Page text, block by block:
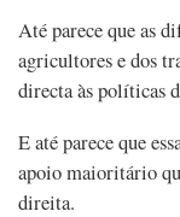
Até parece que as
agricultores e dos
directa às políticas
E até parece que
apoio maioritário
direita.